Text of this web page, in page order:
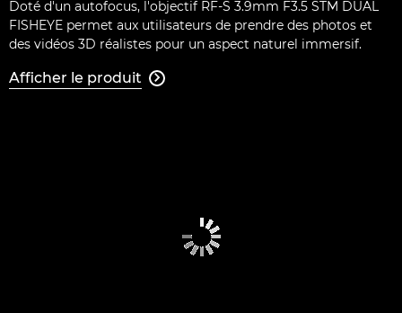
Doté d'un autofocus, l'objectif RF-S 3.9mm F3.5 STM DUAL
FISHEYE permet aux utilisateurs de prendre des photos et
des vidéos 3D réalistes pour un aspect naturel immersif.
Afficher le produit 